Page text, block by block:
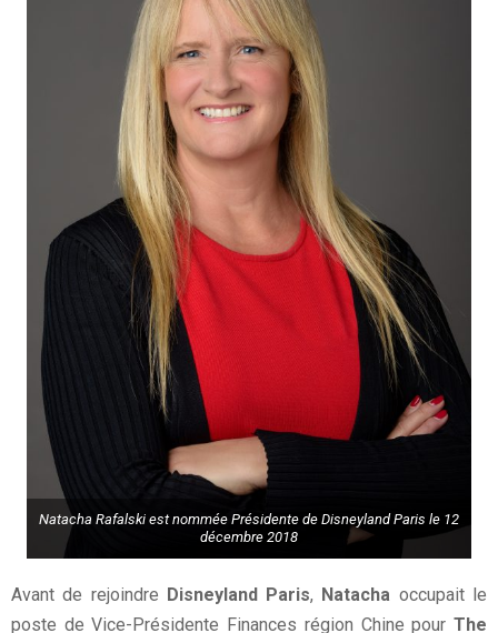
Natacha Rafalski est nommée Présidente de Disneyland Paris le 12
décembre 2018
Avant de rejoindre Disneyland Paris, Natacha occupait le
poste de Vice-Présidente Finances région Chine pour The